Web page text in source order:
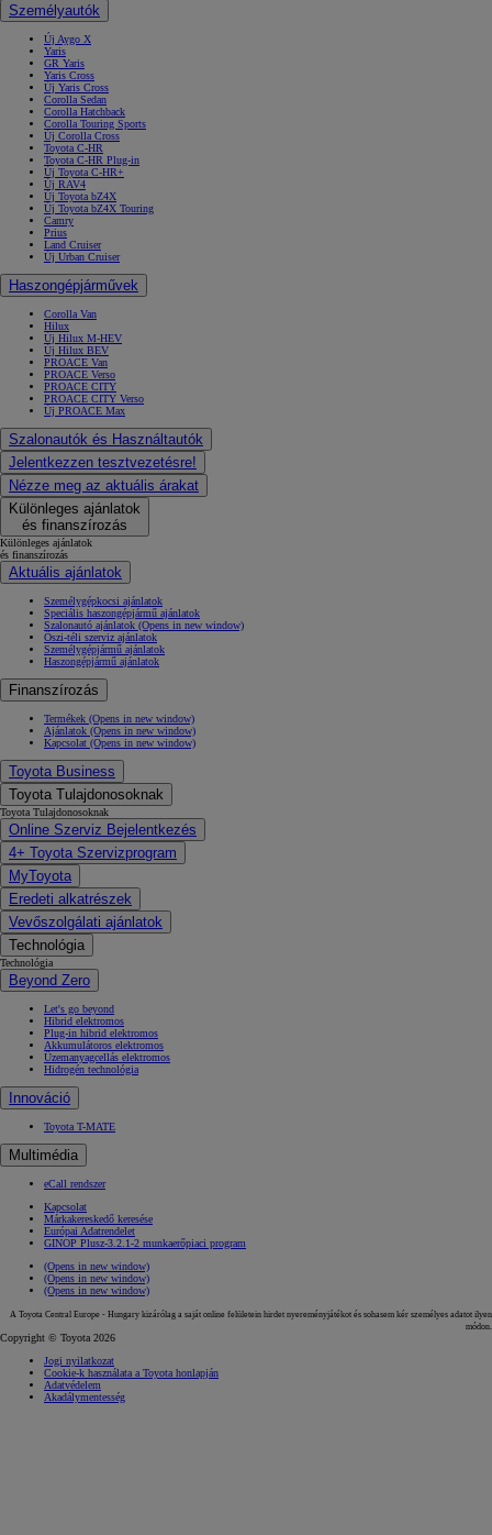
Személyautók
Új Aygo X
Yaris
GR Yaris
Yaris Cross
Új Yaris Cross
Corolla Sedan
Corolla Hatchback
Corolla Touring Sports
Új Corolla Cross
Toyota C-HR
Toyota C-HR Plug-in
Új Toyota C-HR+
Új RAV4
Új Toyota bZ4X
Új Toyota bZ4X Touring
Camry
Prius
Land Cruiser
Új Urban Cruiser
Haszongépjárművek
Corolla Van
Hilux
Új Hilux M-HEV
Új Hilux BEV
PROACE Van
PROACE Verso
PROACE CITY
PROACE CITY Verso
Új PROACE Max
Szalonautók és Használtautók
Jelentkezzen tesztvezetésre!
Nézze meg az aktuális árakat
Különleges ajánlatok
és finanszírozás
Különleges ajánlatok
és finanszírozás
Aktuális ajánlatok
Személygépkocsi ajánlatok
Speciális haszongépjármű ajánlatok
Szalonautó ajánlatok (Opens in new window)
Őszi-téli szerviz ajánlatok
Személygépjármű ajánlatok
Haszongépjármű ajánlatok
Finanszírozás
Termékek (Opens in new window)
Ajánlatok (Opens in new window)
Kapcsolat (Opens in new window)
Toyota Business
Toyota Tulajdonosoknak
Toyota Tulajdonosoknak
Online Szerviz Bejelentkezés
4+ Toyota Szervizprogram
MyToyota
Eredeti alkatrészek
Vevőszolgálati ajánlatok
Technológia
Technológia
Beyond Zero
Let's go beyond
Hibrid elektromos
Plug-in hibrid elektromos
Akkumulátoros elektromos
Üzemanyagcellás elektromos
Hidrogén technológia
Innováció
Toyota T-MATE
Multimédia
eCall rendszer
Kapcsolat
Márkakereskedő keresése
Európai Adatrendelet
GINOP Plusz-3.2.1-2 munkaerőpiaci program
(Opens in new window)
(Opens in new window)
(Opens in new window)
A Toyota Central Europe - Hungary kizárólag a saját online felületein hirdet nyereményjátékot és sohasem kér személyes adatot ilyen
módon.
Copyright © Toyota 2026
Jogi nyilatkozat
Cookie-k használata a Toyota honlapján
Adatvédelem
Akadálymentesség